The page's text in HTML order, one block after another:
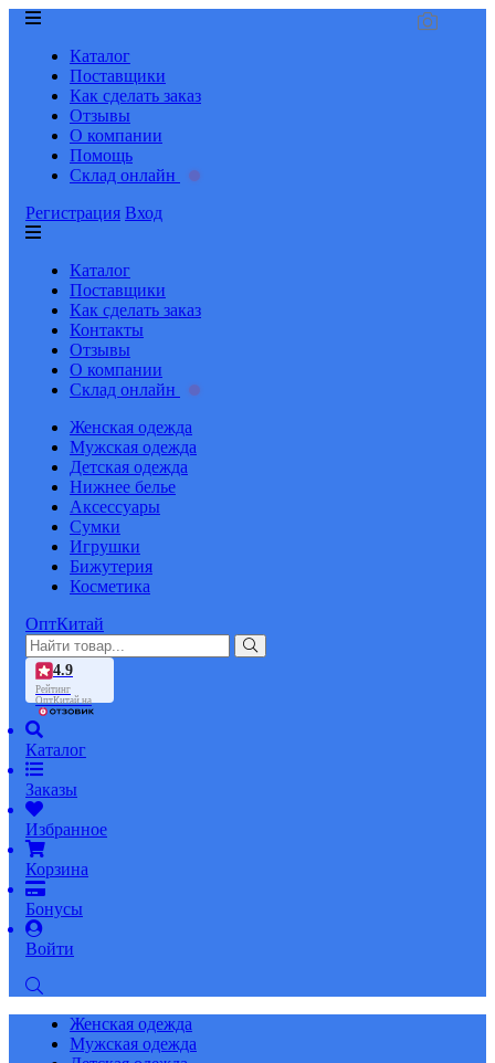
Каталог
Поставщики
Как сделать заказ
Отзывы
О компании
Помощь
Склад онлайн
Регистрация Вход
Каталог
Поставщики
Как сделать заказ
Контакты
Отзывы
О компании
Склад онлайн
Женская одежда
Мужская одежда
Детская одежда
Нижнее белье
Аксессуары
Сумки
Игрушки
Бижутерия
Косметика
ОптКитай
4.9
Рейтинг
ОптКитай на
Каталог
Заказы
Избранное
Корзина
Бонусы
Войти
Женская одежда
Мужская одежда